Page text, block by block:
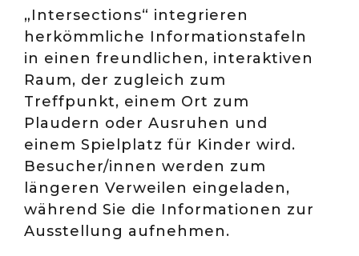
„Intersections“ integrieren
herkömmliche Informationstafeln
in einen freundlichen, interaktiven
Raum, der zugleich zum
Treffpunkt, einem Ort zum
Plaudern oder Ausruhen und
einem Spielplatz für Kinder wird.
Besucher/innen werden zum
längeren Verweilen eingeladen,
während Sie die Informationen zur
Ausstellung aufnehmen.